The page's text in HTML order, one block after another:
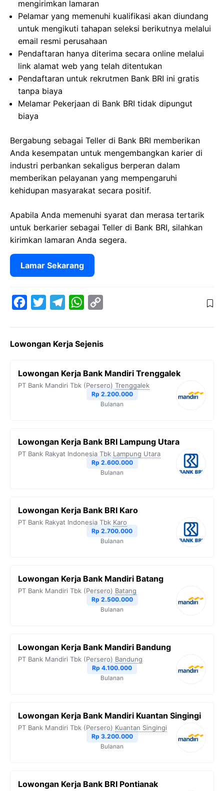
mengirimkan lamaran
Pelamar yang memenuhi kualifikasi akan diundang
untuk mengikuti tahapan seleksi berikutnya melalui
email resmi perusahaan
Pendaftaran hanya diterima secara online melalui
link alamat web yang telah ditentukan
Pendaftaran untuk rekrutmen Bank BRI ini gratis
tanpa biaya
Melamar Pekerjaan di Bank BRI tidak dipungut
biaya
Bergabung sebagai Teller di Bank BRI memberikan
Anda kesempatan untuk mengembangkan karier di
industri perbankan sekaligus berperan dalam
memberikan pelayanan yang mempengaruhi
kehidupan masyarakat secara positif.
Apabila Anda memenuhi syarat dan merasa tertarik
untuk berkarier sebagai Teller di Bank BRI, silahkan
kirimkan lamaran Anda segera.
Lamar Sekarang
e
o
t
e
e
r
W
t
A
y
n
k
Lowongan Kerja Sejenis
Lowongan Kerja Bank Mandiri Trenggalek
PT Bank Mandiri Tbk (Persero) Trenggalek
Rp 2.200.000
Bulanan
Lowongan Kerja Bank BRI Lampung Utara
PT Bank Rakyat Indonesia Tbk Lampung Utara
Rp 2.600.000
Bulanan
Lowongan Kerja Bank BRI Karo
PT Bank Rakyat Indonesia Tbk Karo
Rp 2.700.000
Bulanan
Lowongan Kerja Bank Mandiri Batang
PT Bank Mandiri Tbk (Persero) Batang
Rp 2.500.000
Bulanan
Lowongan Kerja Bank Mandiri Bandung
PT Bank Mandiri Tbk (Persero) Bandung
Rp 4.100.000
Bulanan
Lowongan Kerja Bank Mandiri Kuantan Singingi
PT Bank Mandiri Tbk (Persero) Kuantan Singingi
Rp 3.200.000
Bulanan
Lowongan Kerja Bank BRI Pontianak